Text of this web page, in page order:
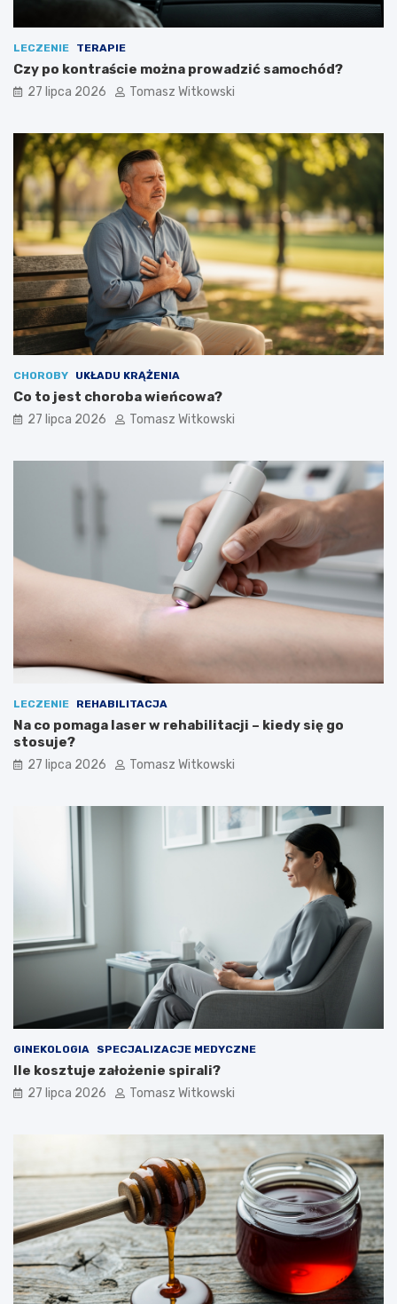
LECZENIE TERAPIE
Czy po kontraście można prowadzić samochód?
27 lipca 2026 Tomasz Witkowski
CHOROBY UKŁADU KRĄŻENIA
Co to jest choroba wieńcowa?
27 lipca 2026 Tomasz Witkowski
LECZENIE REHABILITACJA
Na co pomaga laser w rehabilitacji – kiedy się go
stosuje?
27 lipca 2026 Tomasz Witkowski
GINEKOLOGIA SPECJALIZACJE MEDYCZNE
Ile kosztuje założenie spirali?
27 lipca 2026 Tomasz Witkowski